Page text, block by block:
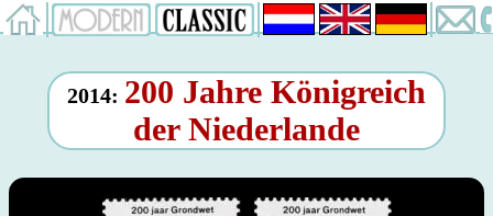
2014: 200 Jahre Königreich
der Niederlande